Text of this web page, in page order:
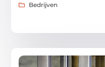
Bedrijven